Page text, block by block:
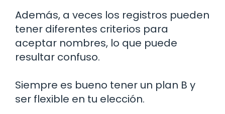
Además, a veces los registros pueden
tener diferentes criterios para
aceptar nombres, lo que puede
resultar confuso.
Siempre es bueno tener un plan B y
ser flexible en tu elección.